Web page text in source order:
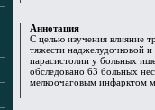
Аннотация
С целью изучения влияние
тяжести наджелудочковой
парасистолии у больных
обследовано 63 больных
мелкоочаговым инфарктом